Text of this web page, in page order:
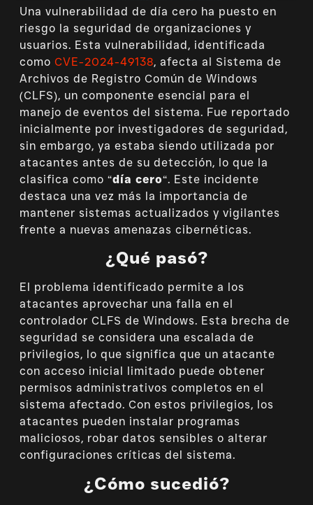
Una vulnerabilidad de día cero ha puesto en
riesgo la seguridad de organizaciones y
usuarios. Esta vulnerabilidad, identificada
comoCVE-2024-49138, afecta al Sistema de
Archivos de Registro Común de Windows
(CLFS), un componente esencial para el
manejo de eventos del sistema. Fue reportado
inicialmente por investigadores de seguridad,
sin embargo, ya estaba siendo utilizada por
atacantes antes de su detección, lo que la
clasifica como “día cero“. Este incidente
destaca una vez más la importancia de
mantener sistemas actualizados y vigilantes
frente a nuevas amenazas cibernéticas.
¿Qué pasó?
El problema identificado permite a los
atacantes aprovechar una falla en el
controlador CLFS de Windows. Esta brecha de
seguridad se considera una escalada de
privilegios, lo que significa que un atacante
con acceso inicial limitado puede obtener
permisos administrativos completos en el
sistema afectado. Con estos privilegios, los
atacantes pueden instalar programas
maliciosos, robar datos sensibles o alterar
configuraciones críticas del sistema.
¿Cómo sucedió?